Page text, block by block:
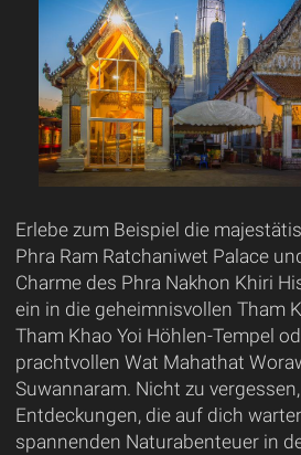
Erlebe zum Beispiel die
Phra Ram Ratchaniwet Palace
Charme des Phra Nakhon Khiri
ein in die geheimnisvollen Tham
Tham Khao Yoi Höhlen-Tempel
prachtvollen Wat Mahathat
Suwannaram. Nicht zu
Entdeckungen, die auf dich
spannenden Naturabenteuer in